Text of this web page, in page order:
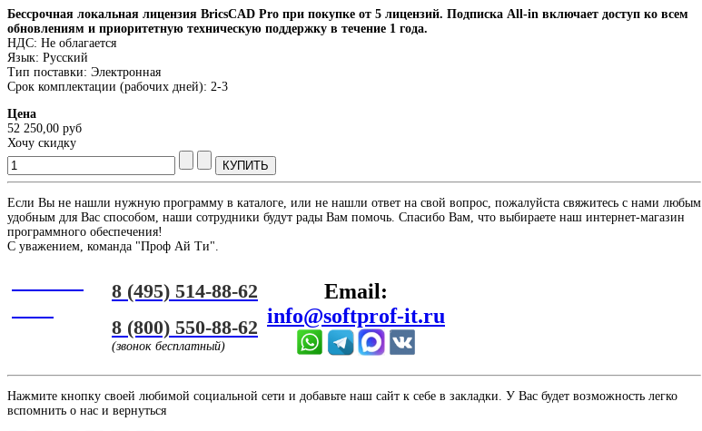
Бессрочная локальная лицензия BricsCAD Pro при покупке от 5 лицензий. Подписка All-in включает доступ ко всем
обновлениям и приоритетную техническую поддержку в течение 1 года.
НДС: Не облагается
Язык: Русский
Тип поставки: Электронная
Срок комплектации (рабочих дней): 2-3
Цена
52 250,00 руб
Хочу скидку
Если Вы не нашли нужную программу в каталоге, или не нашли ответ на свой вопрос, пожалуйста свяжитесь с нами любым
удобным для Вас способом, наши сотрудники будут рады Вам помочь. Спасибо Вам, что выбираете наш интернет-магазин
программного обеспечения!
С уважением, команда "Проф Ай Ти".
8 (495) 514-88-62
8 (800) 550-88-62
(звонок бесплатный)
Email:
info@softprof-it.ru
Нажмите кнопку своей любимой социальной сети и добавьте наш сайт к себе в закладки. У Вас будет возможность легко
вспомнить о нас и вернуться